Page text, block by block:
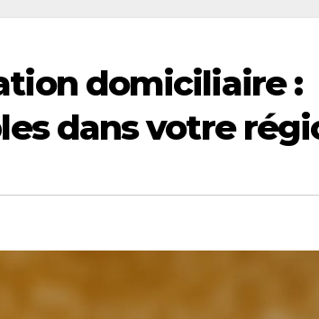
domiciliaire :
dans votre